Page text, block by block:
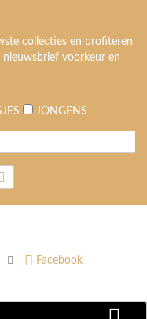
collecties en profiteren
nieuwsbrief voorkeur en
JONGENS
Facebook